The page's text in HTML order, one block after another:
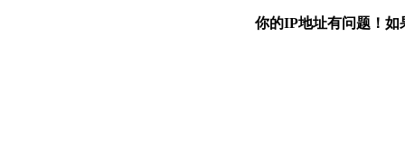
你的IP地址有问题！如